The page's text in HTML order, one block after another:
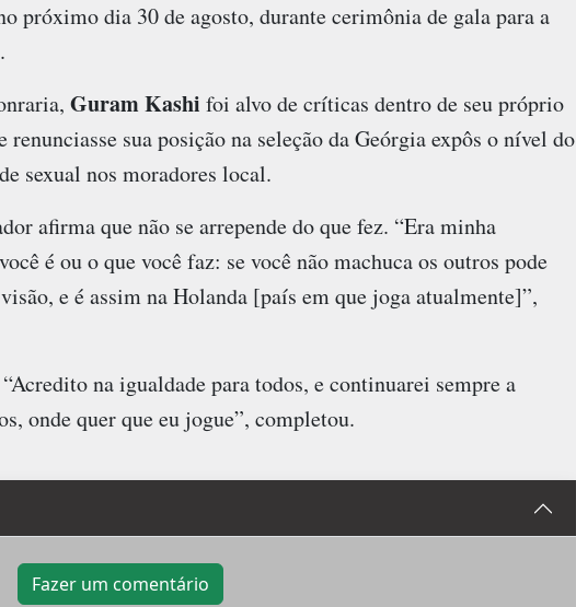
próximo dia 30 de agosto, durante cerimônia de gala para a
Guram Kashi foi alvo de críticas dentro de seu próprio
sua posição na seleção da Geórgia expôs o nível do
sexual nos moradores local.
afirma que não se arrepende do que fez. “Era minha
é ou o que você faz: se você não machuca os outros pode
e é assim na Holanda [país em que joga atualmente]”,
na igualdade para todos, e continuarei sempre a
onde quer que eu jogue”, completou.
Fazer um comentário